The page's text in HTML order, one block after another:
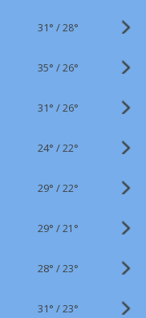
31° /28°
35° /26°
31° /26°
24° /22°
29° /22°
29° /21°
28° /23°
31° /23°